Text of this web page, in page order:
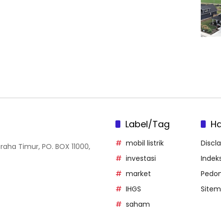
Timur, PO. BOX 11000,
Label/Tag
mobil listrik
investasi
market
IHGS
saham